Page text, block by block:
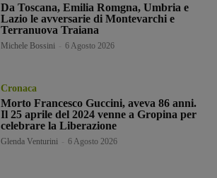
Da Toscana, Emilia Romgna, Umbria e
Lazio le avversarie di Montevarchi e
Terranuova Traiana
Michele Bossini 6 Agosto 2026
Cronaca
Morto Francesco Guccini, aveva 86 anni.
Il 25 aprile del 2024 venne a Gropina per
celebrare la Liberazione
Glenda Venturini 6 Agosto 2026